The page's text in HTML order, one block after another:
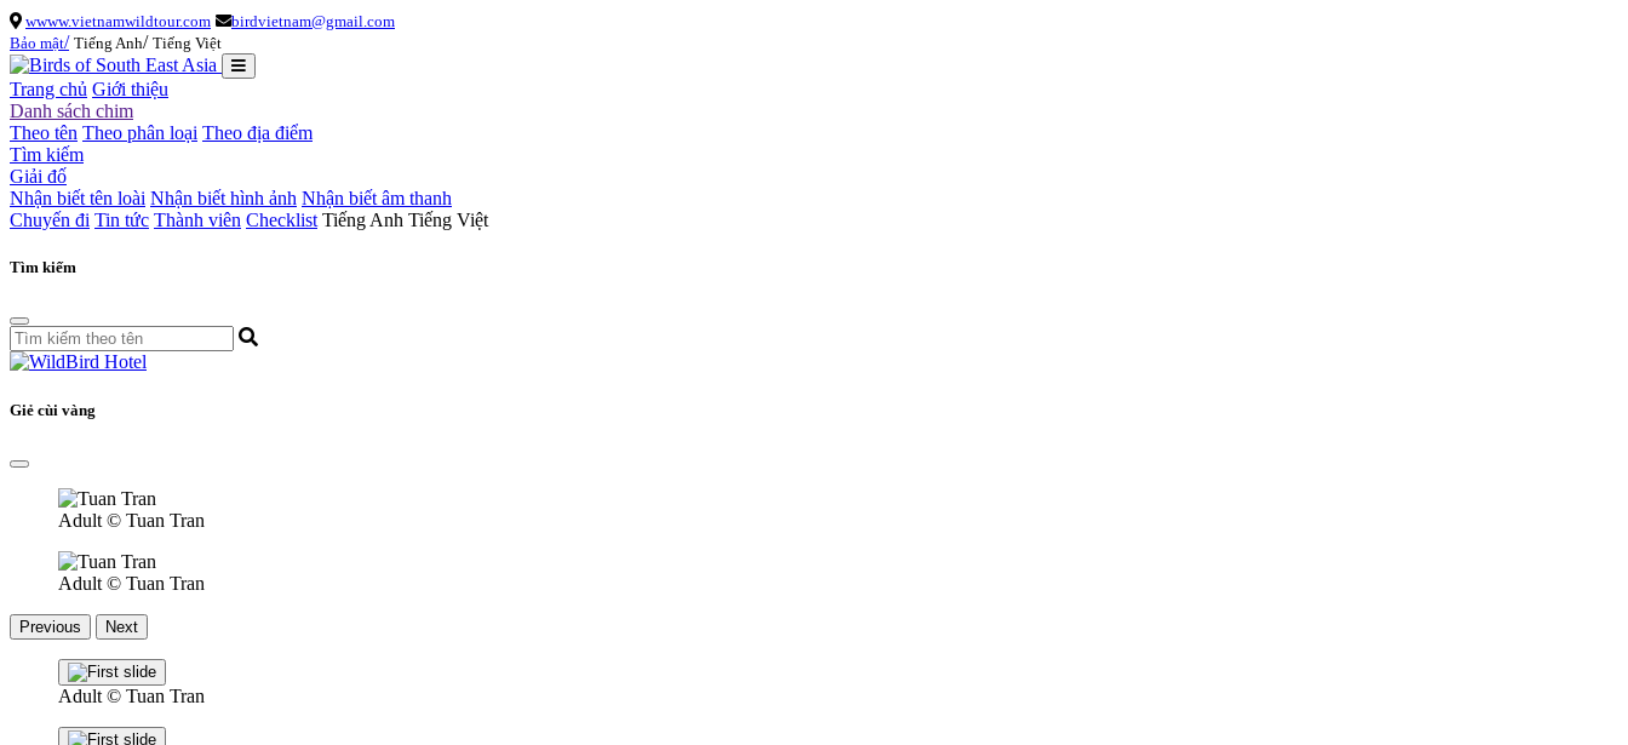
wwww.vietnamwildtour.com
birdvietnam@gmail.com
Bảo mật/ Tiếng Anh/ Tiếng Việt
Trang chủ Giới thiệu
Danh sách chim
Theo tên Theo phân loại Theo địa điểm
Tìm kiếm
Giải đố
Nhận biết tên loài Nhận biết hình ảnh Nhận biết âm thanh
Chuyến đi Tin tức Thành viên Checklist Tiếng Anh Tiếng Việt
Tìm kiếm
Giẻ cùi vàng
Adult © Tuan Tran
Adult © Tuan Tran
Previous Next
Adult © Tuan Tran